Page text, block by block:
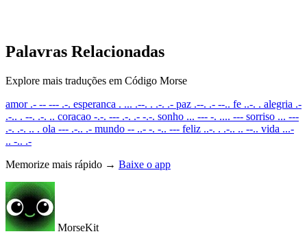
Palavras Relacionadas
Explore mais traduções em Código Morse
amor .- -- --- .-. esperanca . ... .--. . .-. .- paz .--. .- --.. fe ..-. . alegria .-
.-.. . --. .-. .. coracao -.-. --- .-. .- -.-. sonho ... --- -. .... --- sorriso ... ---
.-. .-. .. . ola --- .-.. .- mundo -- ..- -. -.. --- feliz ..-. . .-.. .. --.. vida ...-
.. -.. .-
Memorize mais rápido → Baixe o app
MorseKit